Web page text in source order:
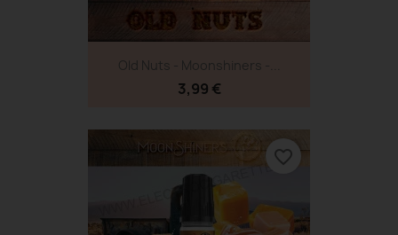
Old Nuts - Moonshiners -...
3,99 €
favorite_border